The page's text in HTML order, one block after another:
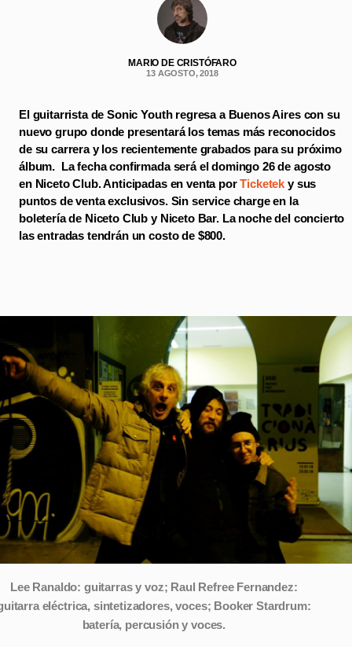
MARIO DE CRISTÓFARO
13 AGOSTO, 2018
El guitarrista de Sonic Youth regresa a Buenos Aires con su
nuevo grupo donde presentará los temas más reconocidos
de su carrera y los recientemente grabados para su próximo
álbum. La fecha confirmada será el domingo 26 de agosto
en Niceto Club. Anticipadas en venta porTicketek y sus
puntos de venta exclusivos. Sin service charge en la
boletería de Niceto Club y Niceto Bar. La noche del concierto
las entradas tendrán un costo de $800.
Lee Ranaldo: guitarras y voz; Raul Refree Fernandez:
eléctrica, sintetizadores, voces; Booker Stardrum:
batería, percusión y voces.